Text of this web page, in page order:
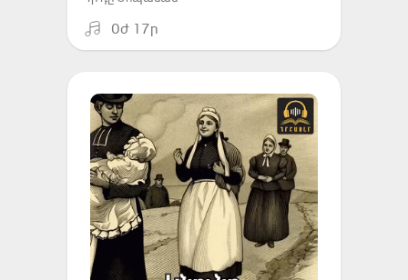
0ժ 17ր